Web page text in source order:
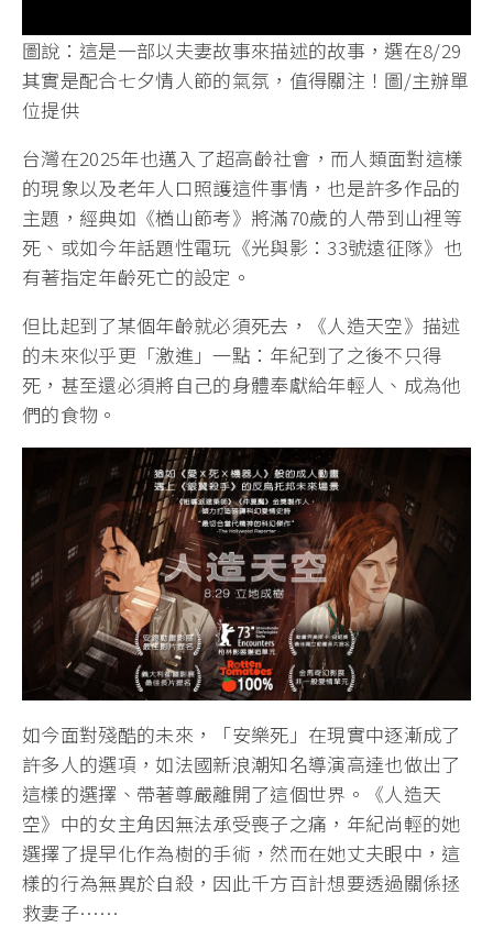
圖說：這是一部以夫妻故事來描述的故事，選在8/29
其實是配合七夕情人節的氣氛，值得關注！圖/主辦單
位提供
台灣在2025年也邁入了超高齡社會，而人類面對這樣
的現象以及老年人口照護這件事情，也是許多作品的
主題，經典如《楢山節考》將滿70歲的人帶到山裡等
死、或如今年話題性電玩《光與影：33號遠征隊》也
有著指定年齡死亡的設定。
但比起到了某個年齡就必須死去，《人造天空》描述
的未來似乎更「激進」一點：年紀到了之後不只得
死，甚至還必須將自己的身體奉獻給年輕人、成為他
們的食物。
如今面對殘酷的未來，「安樂死」在現實中逐漸成了
許多人的選項，如法國新浪潮知名導演高達也做出了
這樣的選擇、帶著尊嚴離開了這個世界。《人造天
空》中的女主角因無法承受喪子之痛，年紀尚輕的她
選擇了提早化作為樹的手術，然而在她丈夫眼中，這
樣的行為無異於自殺，因此千方百計想要透過關係拯
救妻子……